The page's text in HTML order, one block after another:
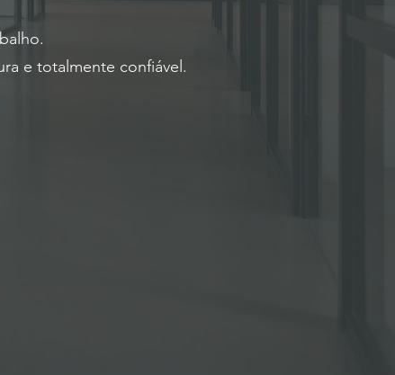
e totalmente confiável.